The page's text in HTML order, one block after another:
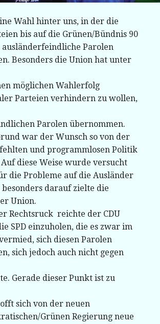
Wahl hinter uns, in der die
bis auf die Grünen/Bündnis 90
ausländerfeindliche Parolen
Besonders die Union hat unter
möglichen Wahlerfolg
Parteien verhindern zu wollen,
Parolen übernommen.
war der Wunsch so von der
und programmlosen Politik
diese Weise wurde versucht
die Probleme auf die Ausländer
besonders darauf zielte die
Union.
Rechtsruck reichte der CDU
SPD einzuholen, die es zwar im
sich diesen Parolen
sich jedoch auch nicht gegen
Gerade dieser Punkt ist zu
sich von der neuen
Grünen Regierung neue